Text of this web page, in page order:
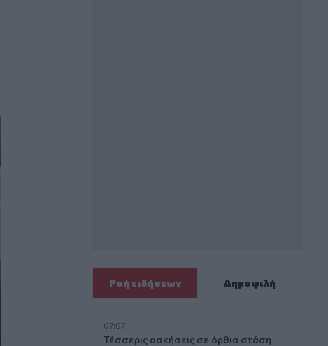
Ροή ειδήσεων Δημοφιλή
07:07
Τέσσερις ασκήσεις σε όρθια στάση